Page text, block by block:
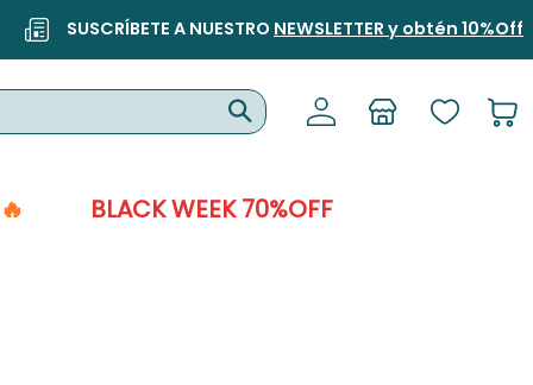
SUSCRÍBETE A NUESTRO NEWSLETTER y obtén 10%Off
BLACK WEEK 70%OFF